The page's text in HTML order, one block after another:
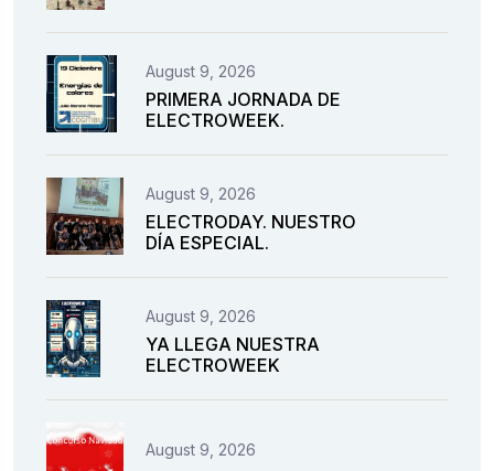
August 9, 2026
PRIMERA JORNADA DE
ELECTROWEEK.
August 9, 2026
ELECTRODAY. NUESTRO
DÍA ESPECIAL.
August 9, 2026
YA LLEGA NUESTRA
ELECTROWEEK
August 9, 2026